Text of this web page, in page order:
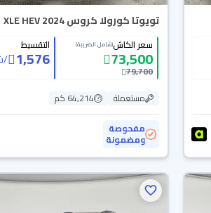
تويوتا كورولا كروس XLE HEV 2024
سعر الكاش(شامل الضريبة)
73,500
79,700
التقسيط
1,576
/
مستعملة
64,214 كم
مفحوصة
ومضمونة